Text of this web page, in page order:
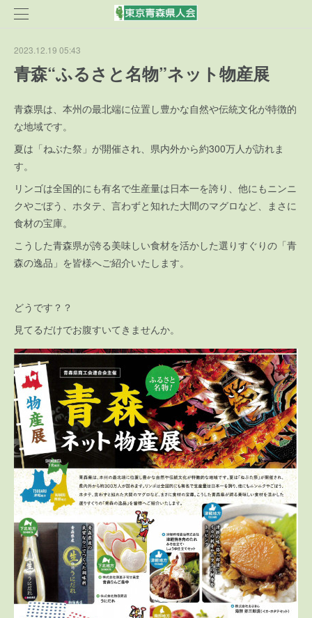
2023.12.19 05:43
青森“ふるさと名物”ネット物産展
青森県は、本州の最北端に位置し豊かな自然や伝統文化が特徴的
な地域です。
夏は「ねぶた祭」が開催され、県内外から約300万人が訪れま
す。
リンゴは全国的にも有名で生産量は日本一を誇り、他にもニンニ
クやごぼう、ホタテ、言わずと知れた大間のマグロなど、まさに
食材の宝庫。
こうした青森県が誇る美味しい食材を活かした選りすぐりの「青
森の逸品」を皆様へご紹介いたします。
どうです？？
見てるだけでお腹すいてきませんか。